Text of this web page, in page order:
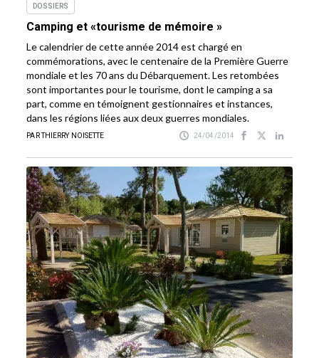
DOSSIERS
Camping et «tourisme de mémoire »
Le calendrier de cette année 2014 est chargé en
commémorations, avec le centenaire de la Première Guerre
mondiale et les 70 ans du Débarquement. Les retombées
sont importantes pour le tourisme, dont le camping a sa
part, comme en témoignent gestionnaires et instances,
dans les régions liées aux deux guerres mondiales.
PAR THIERRY NOISETTE 24/04/2014